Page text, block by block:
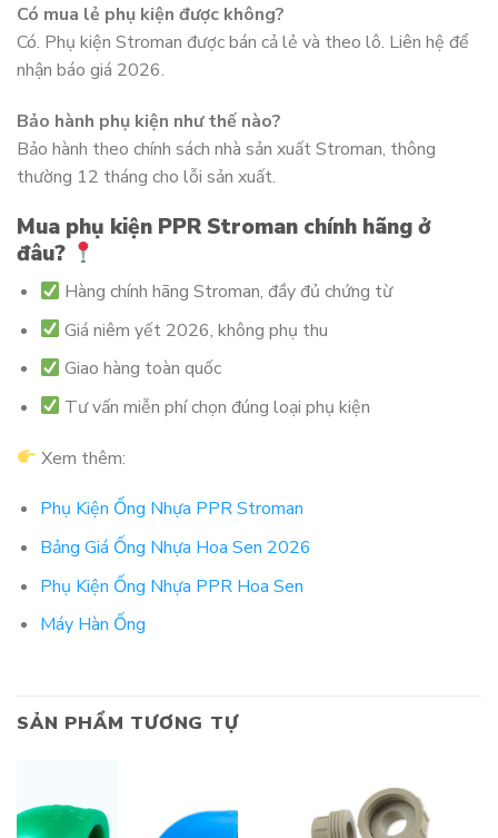
Có mua lẻ phụ kiện được không?
Có. Phụ kiện Stroman được bán cả lẻ và theo lô. Liên hệ để
nhận báo giá 2026.
Bảo hành phụ kiện như thế nào?
Bảo hành theo chính sách nhà sản xuất Stroman, thông
thường 12 tháng cho lỗi sản xuất.
Mua phụ kiện PPR Stroman chính hãng ở
đâu?
Hàng chính hãng Stroman, đầy đủ chứng từ
Giá niêm yết 2026, không phụ thu
Giao hàng toàn quốc
Tư vấn miễn phí chọn đúng loại phụ kiện
Xem thêm:
Phụ Kiện Ống Nhựa PPR Stroman
Bảng Giá Ống Nhựa Hoa Sen 2026
Phụ Kiện Ống Nhựa PPR Hoa Sen
Máy Hàn Ống
SẢN PHẨM TƯƠNG TỰ